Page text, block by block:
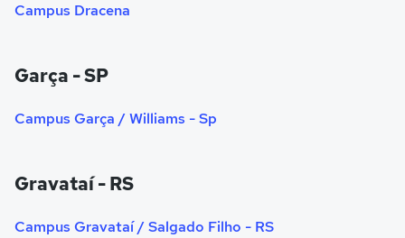
Campus Dracena
Garça - SP
Campus Garça / Williams - Sp
Gravataí - RS
Campus Gravataí / Salgado Filho - RS